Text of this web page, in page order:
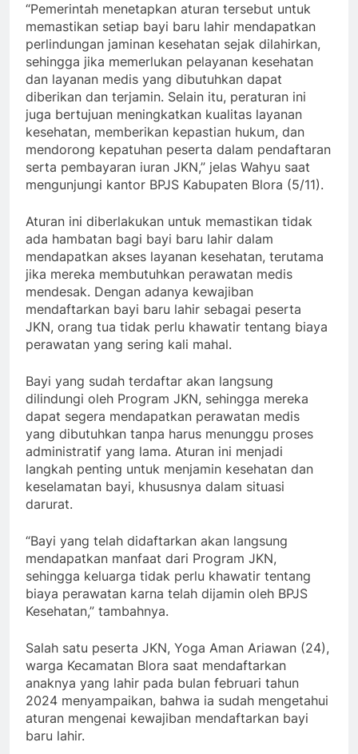
“Pemerintah menetapkan aturan tersebut untuk
memastikan setiap bayi baru lahir mendapatkan
perlindungan jaminan kesehatan sejak dilahirkan,
sehingga jika memerlukan pelayanan kesehatan
dan layanan medis yang dibutuhkan dapat
diberikan dan terjamin. Selain itu, peraturan ini
juga bertujuan meningkatkan kualitas layanan
kesehatan, memberikan kepastian hukum, dan
mendorong kepatuhan peserta dalam pendaftaran
serta pembayaran iuran JKN,” jelas Wahyu saat
mengunjungi kantor BPJS Kabupaten Blora (5/11).
Aturan ini diberlakukan untuk memastikan tidak
ada hambatan bagi bayi baru lahir dalam
mendapatkan akses layanan kesehatan, terutama
jika mereka membutuhkan perawatan medis
mendesak. Dengan adanya kewajiban
mendaftarkan bayi baru lahir sebagai peserta
JKN, orang tua tidak perlu khawatir tentang biaya
perawatan yang sering kali mahal.
Bayi yang sudah terdaftar akan langsung
dilindungi oleh Program JKN, sehingga mereka
dapat segera mendapatkan perawatan medis
yang dibutuhkan tanpa harus menunggu proses
administratif yang lama. Aturan ini menjadi
langkah penting untuk menjamin kesehatan dan
keselamatan bayi, khususnya dalam situasi
darurat.
“Bayi yang telah didaftarkan akan langsung
mendapatkan manfaat dari Program JKN,
sehingga keluarga tidak perlu khawatir tentang
biaya perawatan karna telah dijamin oleh BPJS
Kesehatan,” tambahnya.
Salah satu peserta JKN, Yoga Aman Ariawan (24),
warga Kecamatan Blora saat mendaftarkan
anaknya yang lahir pada bulan februari tahun
2024 menyampaikan, bahwa ia sudah mengetahui
aturan mengenai kewajiban mendaftarkan bayi
baru lahir.